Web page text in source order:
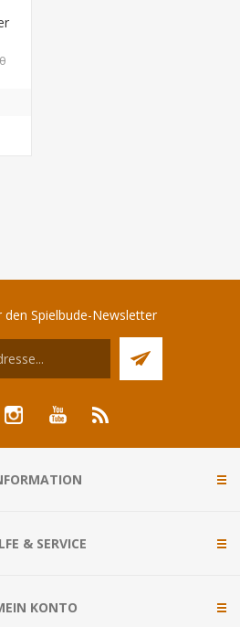
den Spielbude-Newsletter
& SERVICE
KONTO